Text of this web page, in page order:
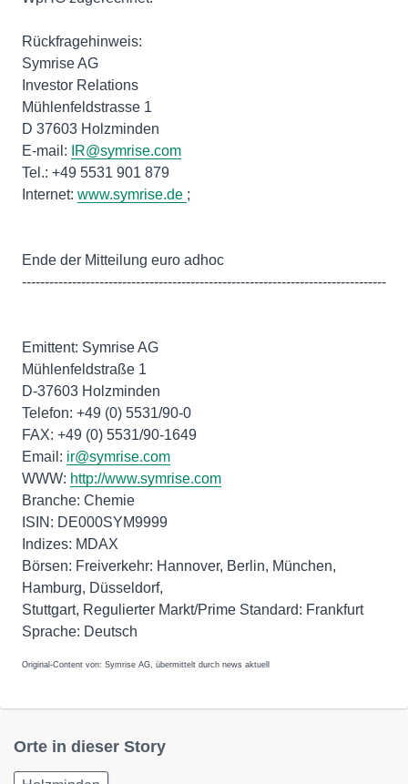
Rückfragehinweis:
Symrise AG
Investor Relations
Mühlenfeldstrasse 1
D 37603 Holzminden
E-mail:
IR@symrise.com
Tel.: +49 5531 901 879
Internet: www.symrise.de ;
Ende der Mitteilung euro adhoc
--------------------------------------------------------------------------------
Emittent: Symrise AG
Mühlenfeldstraße 1
D-37603 Holzminden
Telefon: +49 (0) 5531/90-0
FAX: +49 (0) 5531/90-1649
Email: ir@symrise.com
WWW: http://www.symrise.com
Branche: Chemie
ISIN: DE000SYM9999
Indizes: MDAX
Börsen: Freiverkehr: Hannover, Berlin, München,
Hamburg, Düsseldorf,
Stuttgart, Regulierter Markt/Prime Standard: Frankfurt
Original-Content von: Symrise AG, übermittelt durch news aktuell
Orte in dieser Story